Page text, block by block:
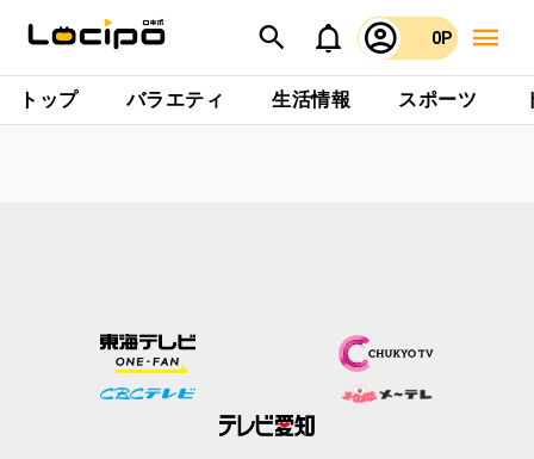
0P
トップ バラエティ 生活情報 スポーツ